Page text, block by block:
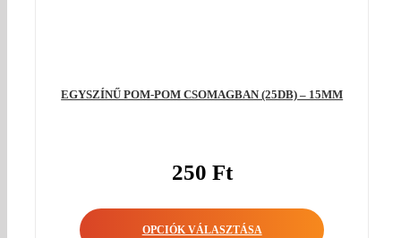
EGYSZÍNŰ POM-POM CSOMAGBAN (25DB) – 15MM
250 Ft
OPCIÓK VÁLASZTÁSA